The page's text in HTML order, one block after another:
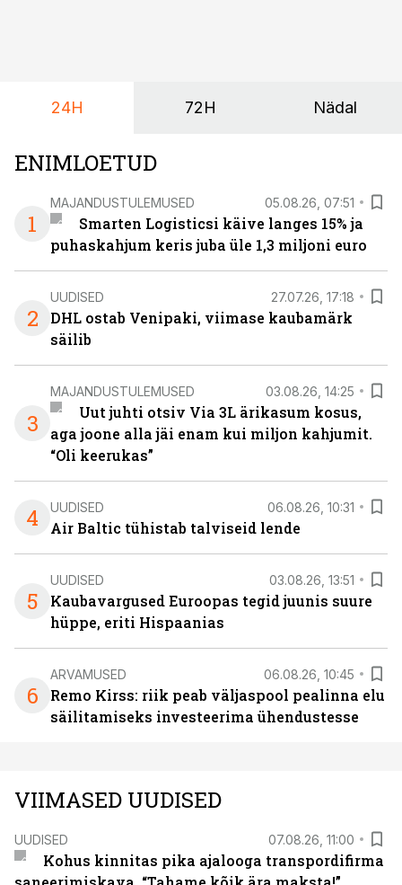
24H 72H Nädal
ENIMLOETUD
1
MAJANDUSTULEMUSED 05.08.26, 07:51
Smarten Logisticsi käive langes 15% ja
puhaskahjum keris juba üle 1,3 miljoni euro
2
UUDISED 27.07.26, 17:18
DHL ostab Venipaki, viimase kaubamärk
säilib
3
MAJANDUSTULEMUSED 03.08.26, 14:25
Uut juhti otsiv Via 3L ärikasum kosus,
aga joone alla jäi enam kui miljon kahjumit.
“Oli keerukas”
4 UUDISED 06.08.26, 10:31
Air Baltic tühistab talviseid lende
5
UUDISED 03.08.26, 13:51
Kaubavargused Euroopas tegid juunis suure
hüppe, eriti Hispaanias
6
ARVAMUSED 06.08.26, 10:45
Remo Kirss: riik peab väljaspool pealinna elu
säilitamiseks investeerima ühendustesse
VIIMASED UUDISED
UUDISED 07.08.26, 11:00
Kohus kinnitas pika ajalooga transpordifirma